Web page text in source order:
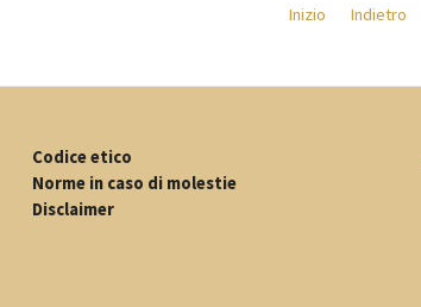
Inizio Indietro
Codice etico
Norme in caso di molestie
Disclaimer